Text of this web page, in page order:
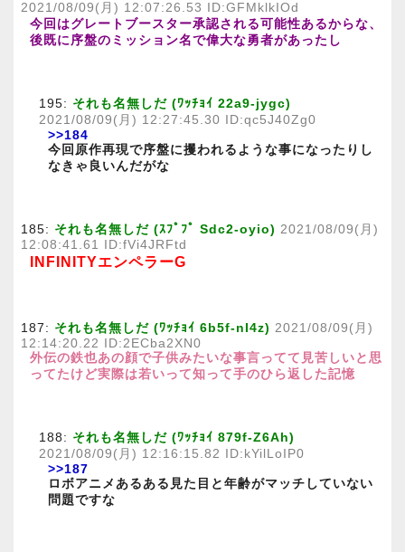
2021/08/09(月) 12:07:26.53 ID:GFMklkIOd
今回はグレートブースター承認される可能性あるからな、
後既に序盤のミッション名で偉大な勇者があったし
195: それも名無しだ (ﾜｯﾁｮｲ 22a9-jygc)
2021/08/09(月) 12:27:45.30 ID:qc5J40Zg0
>>184
今回原作再現で序盤に攫われるような事になったりし
なきゃ良いんだがな
185: それも名無しだ (ｽﾌﾟﾌﾟ Sdc2-oyio) 2021/08/09(月)
12:08:41.61 ID:fVi4JRFtd
INFINITYエンペラーG
187: それも名無しだ (ﾜｯﾁｮｲ 6b5f-nI4z) 2021/08/09(月)
12:14:20.22 ID:2ECba2XN0
外伝の鉄也あの顔で子供みたいな事言ってて見苦しいと思
ってたけど実際は若いって知って手のひら返した記憶
188: それも名無しだ (ﾜｯﾁｮｲ 879f-Z6Ah)
2021/08/09(月) 12:16:15.82 ID:kYilLoIP0
>>187
ロボアニメあるある見た目と年齢がマッチしていない
問題ですな